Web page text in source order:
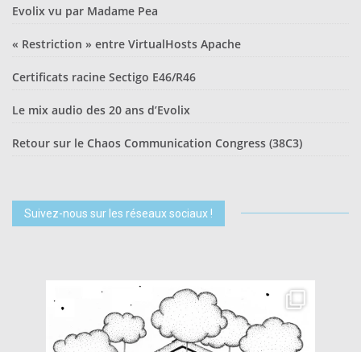
Evolix vu par Madame Pea
« Restriction » entre VirtualHosts Apache
Certificats racine Sectigo E46/R46
Le mix audio des 20 ans d’Evolix
Retour sur le Chaos Communication Congress (38C3)
Suivez-nous sur les réseaux sociaux !